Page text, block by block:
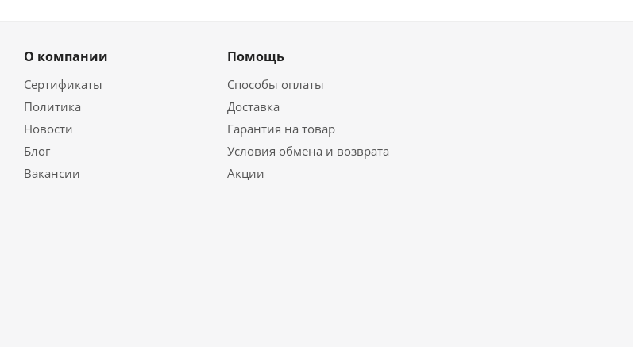
О компании
Сертификаты
Политика
Новости
Блог
Вакансии
Помощь
Способы оплаты
Доставка
Гарантия на товар
Условия обмена и возврата
Акции